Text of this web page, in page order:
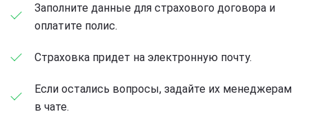
Заполните данные для страхового договора и
оплатите полис.
Страховка придет на электронную почту.
Если остались вопросы, задайте их менеджерам
в чате.